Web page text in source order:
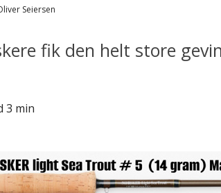
Seiersen
fik den helt store
3 min